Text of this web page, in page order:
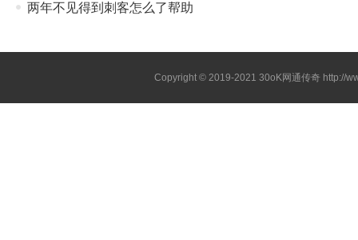
两年不见得到刺客怎么了帮助
Copyright © 2019-202130oK网通传奇 http://